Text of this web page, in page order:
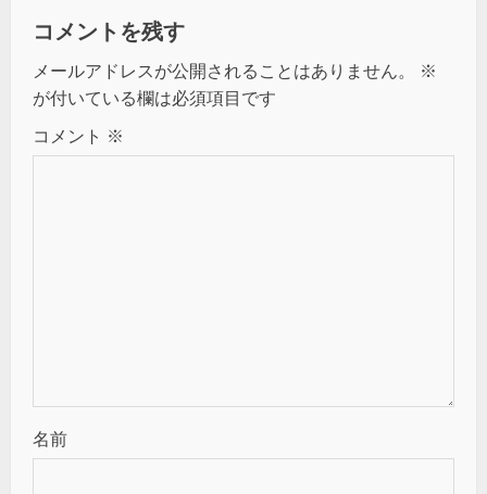
コメントを残す
メールアドレスが公開されることはありません。
※
が付いている欄は必須項目です
コメント ※
名前